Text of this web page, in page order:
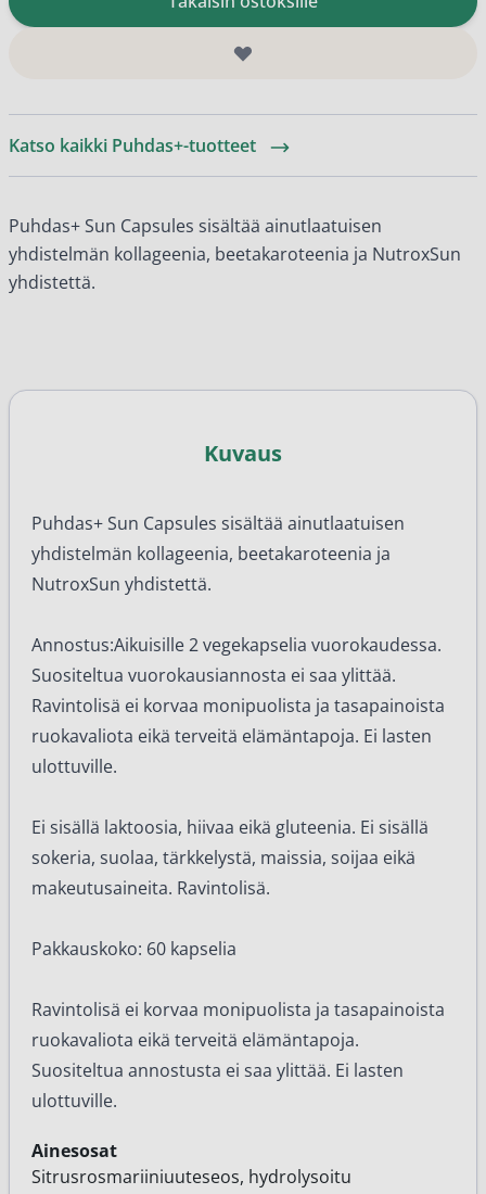
Katso kaikki Puhdas+-tuotteet
Puhdas+ Sun Capsules sisältää ainutlaatuisen
yhdistelmän kollageenia, beetakaroteenia ja NutroxSun
yhdistettä.
Kuvaus
Puhdas+ Sun Capsules sisältää ainutlaatuisen
yhdistelmän kollageenia, beetakaroteenia ja
NutroxSun yhdistettä.
Annostus:Aikuisille 2 vegekapselia vuorokaudessa.
Suositeltua vuorokausiannosta ei saa ylittää.
Ravintolisä ei korvaa monipuolista ja tasapainoista
ruokavaliota eikä terveitä elämäntapoja. Ei lasten
ulottuville.
Ei sisällä laktoosia, hiivaa eikä gluteenia. Ei sisällä
sokeria, suolaa, tärkkelystä, maissia, soijaa eikä
makeutusaineita. Ravintolisä.
Pakkauskoko: 60 kapselia
Ravintolisä ei korvaa monipuolista ja tasapainoista
ruokavaliota eikä terveitä elämäntapoja.
Suositeltua annostusta ei saa ylittää. Ei lasten
ulottuville.
Ainesosat
Sitrusrosmariiniuuteseos, hydrolysoitu